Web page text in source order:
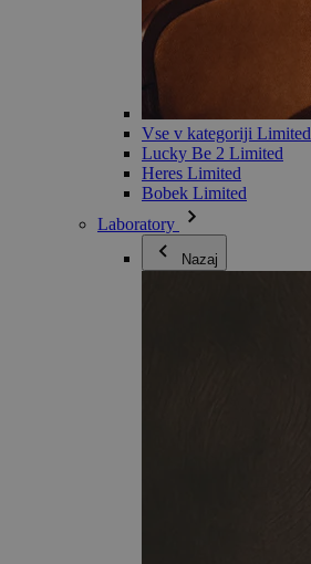
Vse v kategoriji Limited
Lucky Be 2 Limited
Heres Limited
Bobek Limited
Laboratory
Nazaj